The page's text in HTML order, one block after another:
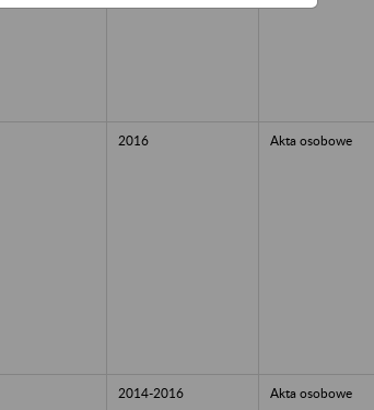
2016 Akta osobowe
2014-2016 Akta osobowe